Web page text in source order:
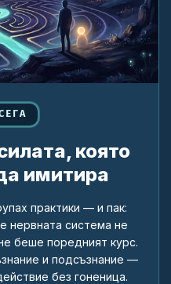
която
имитира
практики — и пак:
нервната система не
беше поредният курс.
и подсъзнание —
без гоненица.